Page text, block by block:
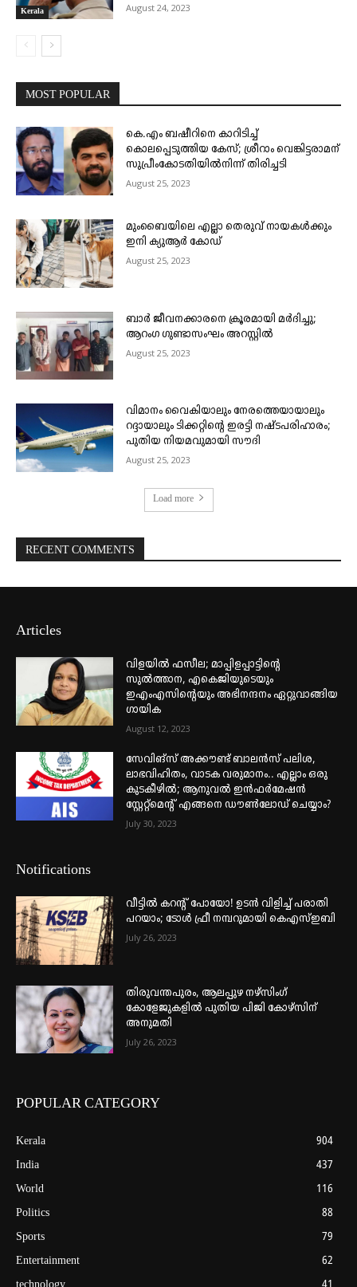
Kerala August 24, 2023
MOST POPULAR
കെ.എം ബഷീറിനെ കാറിടിച്ച്
കൊലപ്പെടുത്തിയ കേസ്; ശ്രീറാം വെങ്കിട്ടരാമന്
സുപ്രീംകോടതിയിൽനിന്ന് തിരിച്ചടി
August 25, 2023
മുംബൈയിലെ എല്ലാ തെരുവ് നായകൾക്കും
ഇനി ക്യുആർ കോഡ്
August 25, 2023
ബാർ ജീവനക്കാരനെ ക്രൂരമായി മർദിച്ചു;
ആറംഗ ഗുണ്ടാസംഘം അറസ്റ്റിൽ
August 25, 2023
വിമാനം വൈകിയാലും നേരത്തെയായാലും
റദ്ദായാലും ടിക്കറ്റിന്റെ ഇരട്ടി നഷ്ടപരിഹാരം;
പുതിയ നിയമവുമായി സൗദി
August 25, 2023
Load more
RECENT COMMENTS
Articles
വിളയിൽ ഫസീല; മാപ്പിളപ്പാട്ടിന്റെ
സുൽത്താന, എകെജിയുടെയും
ഇഎംഎസിന്റെയും അഭിനന്ദനം ഏറ്റുവാങ്ങിയ
ഗായിക
August 12, 2023
സേവിങ്സ് അക്കൗണ്ട് ബാലൻസ് പലിശ,
ലാഭവിഹിതം, വാടക വരുമാനം.. എല്ലാം ഒരു
കുടകീഴിൽ; ആനുവൽ ഇൻഫർമേഷൻ
സ്റ്റേറ്റ്മെന്റ് എങ്ങനെ ഡൗൺലോഡ് ചെയ്യാം?
July 30, 2023
Notifications
വീട്ടില്‍ കറന്റ് പോയോ! ഉടന്‍ വിളിച്ച് പരാതി
പറയാം; ടോള്‍ ഫ്രീ നമ്പറുമായി കെഎസ്ഇബി
July 26, 2023
തിരുവന്തപുരം, ആലപ്പുഴ നഴ്‌സിംഗ്
കോളേജുകളില്‍ പുതിയ പിജി കോഴ്‌സിന്
അനുമതി
July 26, 2023
POPULAR CATEGORY
Kerala
904
India
437
World
116
Politics
88
Sports
79
Entertainment
62